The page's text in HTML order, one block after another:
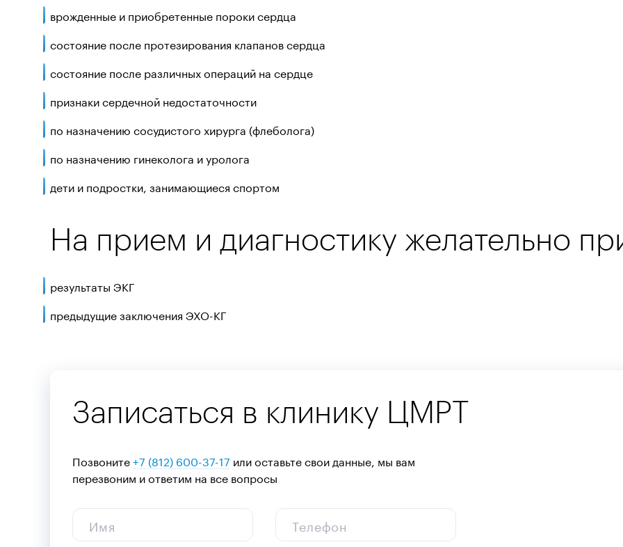
врожденные и приобретенные пороки сердца
состояние после протезирования клапанов сердца
состояние после различных операций на сердце
признаки сердечной недостаточности
по назначению сосудистого хирурга (флеболога)
по назначению гинеколога и уролога
дети и подростки, занимающиеся спортом
На прием и диагностику желательно
результаты ЭКГ
предыдущие заключения ЭХО-КГ
Записаться в клинику ЦМРТ
Позвоните+7 (812) 600-37-17 или оставьте свои данные, мы вам
перезвоним и ответим на все вопросы
Имя Телефон